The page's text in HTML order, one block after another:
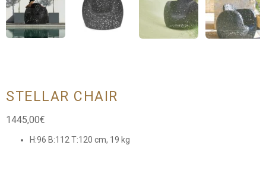
STELLAR CHAIR
1445,00€
H:96 B:112 T:120 cm, 19 kg